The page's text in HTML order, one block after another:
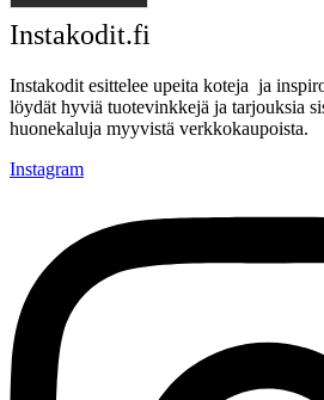
Instakodit.fi
Instakodit esittelee upeita koteja ja
löydät hyviä tuotevinkkejä ja tarjouksia
huonekaluja myyvistä verkkokaupoista.
Instagram